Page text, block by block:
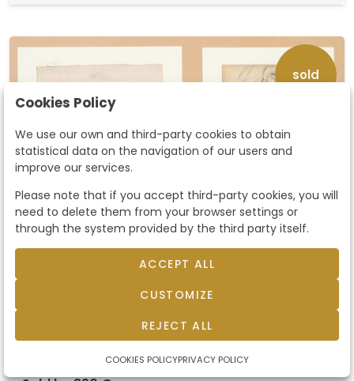
sold
Lote 0345 DANIEL VÁZQUEZ DÍAZ - Desnudo con
piernas cruzadas y recostado
Lote 0345 DANIEL VÁZQUEZ DÍAZ
cruzadas y recostado
Desnudo con piernas cruzadas y recostado.
Medidas 13,5 x 12 cm y 13,5 x 16 cm
Cookies Policy
We use our own and third-party cookies to obtain
statistical data on the navigation of our users and
improve our services.
Please note that if you accept third-party cookies, you will
need to delete them from your browser settings or
through the system provided by the third party itself.
ACCEPT ALL
CUSTOMIZE
REJECT ALL
COOKIES POLICYPRIVACY POLICY